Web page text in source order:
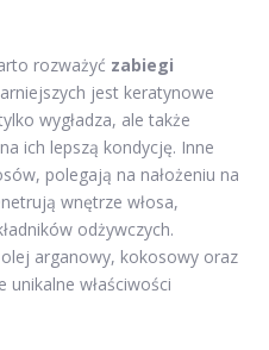
rozważyć zabiegi
jest keratynowe
wygładza, ale także
ich lepszą kondycję. Inne
polegają na nałożeniu na
wnętrze włosa,
odżywczych.
arganowy, kokosowy oraz
unikalne właściwości